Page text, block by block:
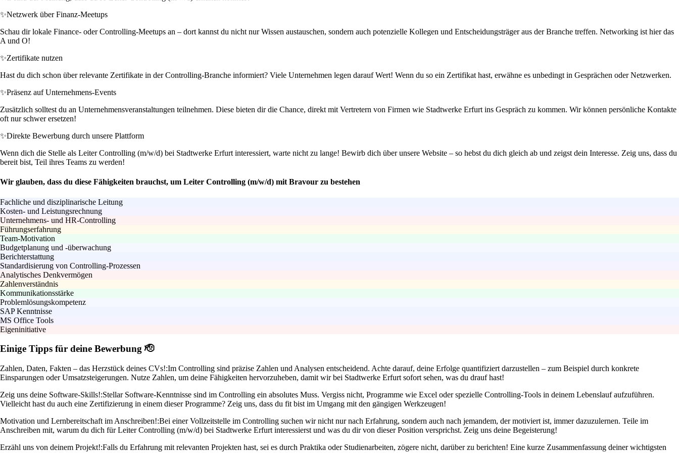
✨Netzwerk über Finanz-Meetups
Schau dir lokale Finance- oder Controlling-Meetups an – dort kannst du nicht nur Wissen austauschen, sondern auch potenzielle Kollegen und Entscheidungsträger aus der Branche treffen. Networking ist hier das
A und O!
✨Zertifikate nutzen
Hast du dich schon über relevante Zertifikate in der Controlling-Branche informiert? Viele Unternehmen legen darauf Wert! Wenn du so ein Zertifikat hast, erwähne es unbedingt in Gesprächen oder Netzwerken.
✨Präsenz auf Unternehmens-Events
Zusätzlich solltest du an Unternehmensveranstaltungen teilnehmen. Diese bieten dir die Chance, direkt mit Vertretern von Firmen wie Stadtwerke Erfurt ins Gespräch zu kommen. Wir können persönliche Kontakte
oft nur schwer ersetzen!
✨Direkte Bewerbung durch unsere Plattform
Wenn dich die Stelle als Leiter Controlling (m/w/d) bei Stadtwerke Erfurt interessiert, warte nicht zu lange! Bewirb dich über unsere Website – so hebst du dich gleich ab und zeigst dein Interesse. Zeig uns, dass du
bereit bist, Teil ihres Teams zu werden!
Wir glauben, dass du diese Fähigkeiten brauchst, um Leiter Controlling (m/w/d) mit Bravour zu bestehen
Fachliche und disziplinarische Leitung
Kosten- und Leistungsrechnung
Unternehmens- und HR-Controlling
Führungserfahrung
Team-Motivation
Budgetplanung und -überwachung
Berichterstattung
Standardisierung von Controlling-Prozessen
Analytisches Denkvermögen
Zahlenverständnis
Kommunikationsstärke
Problemlösungskompetenz
SAP Kenntnisse
MS Office Tools
Eigeninitiative
Einige Tipps für deine Bewerbung 🫡
Zahlen, Daten, Fakten – das Herzstück deines CVs!:Im Controlling sind präzise Zahlen und Analysen entscheidend. Achte darauf, deine Erfolge quantifiziert darzustellen – zum Beispiel durch konkrete
Einsparungen oder Umsatzsteigerungen. Nutze Zahlen, um deine Fähigkeiten hervorzuheben, damit wir bei Stadtwerke Erfurt sofort sehen, was du drauf hast!
Zeig uns deine Software-Skills!:Stellar Software-Kenntnisse sind im Controlling ein absolutes Muss. Vergiss nicht, Programme wie Excel oder spezielle Controlling-Tools in deinem Lebenslauf aufzuführen.
Vielleicht hast du auch eine Zertifizierung in einem dieser Programme? Zeig uns, dass du fit bist im Umgang mit den gängigen Werkzeugen!
Motivation und Lernbereitschaft im Anschreiben!:Bei einer Vollzeitstelle im Controlling suchen wir nicht nur nach Erfahrung, sondern auch nach jemandem, der motiviert ist, immer dazuzulernen. Teile im
Anschreiben mit, warum du dich für Leiter Controlling (m/w/d) bei Stadtwerke Erfurt interessierst und was du dir von dieser Position versprichst. Zeig uns deine Begeisterung!
Erzähl uns von deinem Projekt!:Falls du Erfahrung mit relevanten Projekten hast, sei es durch Praktika oder Studienarbeiten, zögere nicht, darüber zu berichten! Eine kurze Zusammenfassung deiner wichtigsten